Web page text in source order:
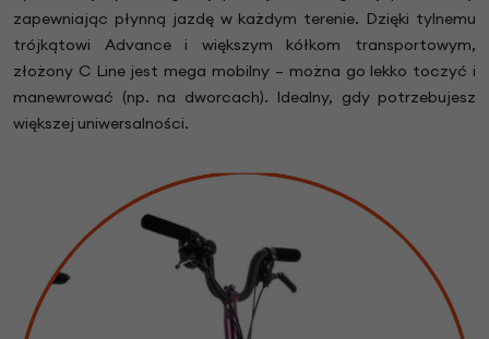
zapewniając płynną jazdę w każdym terenie. Dzięki tylnemu
trójkątowi Advance i większym kółkom transportowym,
złożony C Line jest mega mobilny – można go lekko toczyć i
manewrować (np. na dworcach). Idealny, gdy potrzebujesz
większej uniwersalności.